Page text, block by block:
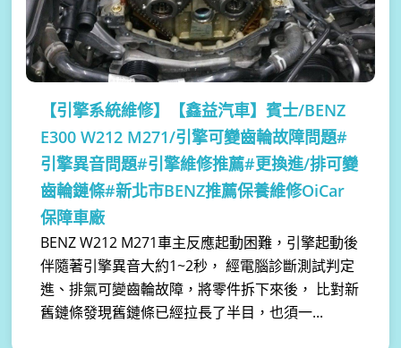
【引擎系統維修】
【鑫益汽車】賓士/BENZ
E300 W212 M271/引擎可變齒輪故障問題#
引擎異音問題#引擎維修推薦#更換進/排可變
齒輪鏈條#新北市BENZ推薦保養維修OiCar
保障車廠
BENZ W212 M271車主反應起動困難，引擎起動後
伴隨著引擎異音大約1~2秒， 經電腦診斷測試判定
進、排氣可變齒輪故障，將零件拆下來後， 比對新
舊鏈條發現舊鏈條已經拉長了半目，也須一...